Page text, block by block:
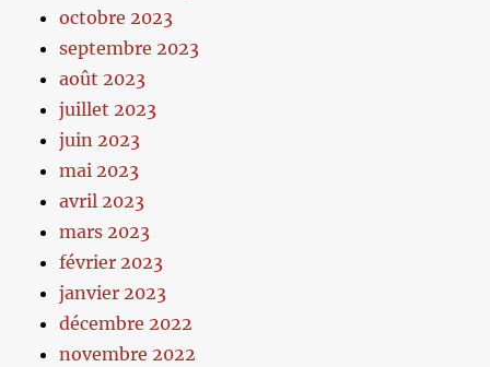
octobre 2023
septembre 2023
août 2023
juillet 2023
juin 2023
mai 2023
avril 2023
mars 2023
février 2023
janvier 2023
décembre 2022
novembre 2022